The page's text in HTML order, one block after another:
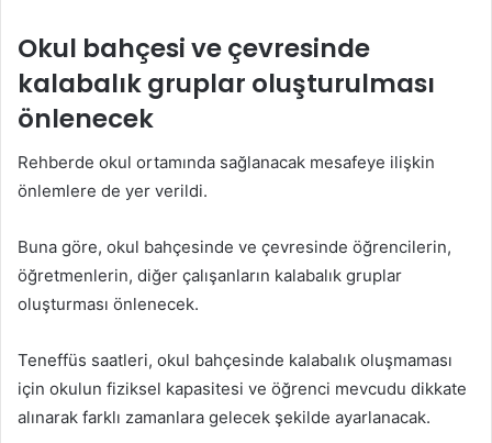
Okul bahçesi ve çevresinde
kalabalık gruplar oluşturulması
önlenecek
Rehberde okul ortamında sağlanacak mesafeye ilişkin
önlemlere de yer verildi.
Buna göre, okul bahçesinde ve çevresinde öğrencilerin,
öğretmenlerin, diğer çalışanların kalabalık gruplar
oluşturması önlenecek.
Teneffüs saatleri, okul bahçesinde kalabalık oluşmaması
için okulun fiziksel kapasitesi ve öğrenci mevcudu dikkate
alınarak farklı zamanlara gelecek şekilde ayarlanacak.